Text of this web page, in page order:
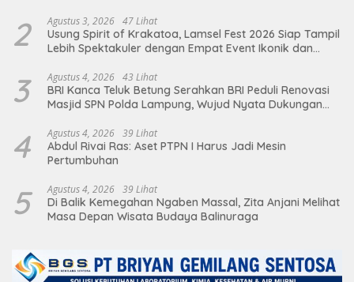
2 Agustus 3, 2026 47 Lihat
Usung Spirit of Krakatoa, Lamsel Fest 2026 Siap Tampil
Lebih Spektakuler dengan Empat Event Ikonik dan
3 Agustus 4, 2026 43 Lihat
BRI Kanca Teluk Betung Serahkan BRI Peduli Renovasi
Masjid SPN Polda Lampung, Wujud Nyata Dukungan
4 Agustus 4, 2026 39 Lihat
Abdul Rivai Ras: Aset PTPN I Harus Jadi Mesin
Pertumbuhan
5 Agustus 4, 2026 39 Lihat
Di Balik Kemegahan Ngaben Massal, Zita Anjani Melihat
Masa Depan Wisata Budaya Balinuraga